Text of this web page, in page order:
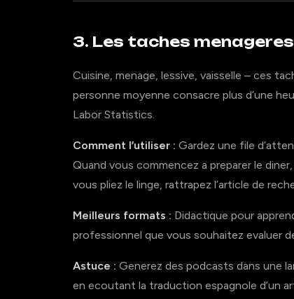
3. Les taches menageres
Cuisine, menage, lessive, vaisselle – ces
personne moyenne consacre plus d’une
Labor Statistics.
Comment l’utiliser : Gardez une file
Quand vous commencez a preparer le
vous pliez le linge, rattrapez l’article de
Meilleurs formats : Didactique pour
professionnel que vous souhaitez evaluer
Astuce : Generez des podcasts dans une
en ecoutant la traduction espagnole d’un